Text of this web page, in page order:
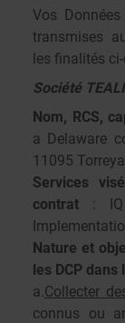
Vos
transmises
les finalités
Société
Nom, RCS,
a Delaware
11095
Services
contrat : IQ
Nature et
les DCP
a.Collecter
connus ou